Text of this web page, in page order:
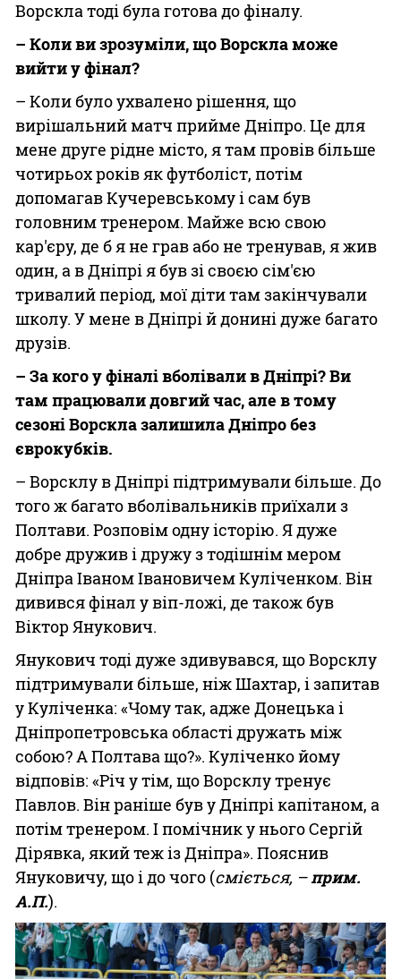
Ворскла тоді була готова до фіналу.
– Коли ви зрозуміли, що Ворскла може
вийти у фінал?
– Коли було ухвалено рішення, що
вирішальний матч прийме Дніпро. Це для
мене друге рідне місто, я там провів більше
чотирьох років як футболіст, потім
допомагав Кучеревському і сам був
головним тренером. Майже всю свою
кар'єру, де б я не грав або не тренував, я жив
один, а в Дніпрі я був зі своєю сім'єю
тривалий період, мої діти там закінчували
школу. У мене в Дніпрі й донині дуже багато
друзів.
– За кого у фіналі вболівали в Дніпрі? Ви
там працювали довгий час, але в тому
сезоні Ворскла залишила Дніпро без
єврокубків.
– Ворсклу в Дніпрі підтримували більше. До
того ж багато вболівальників приїхали з
Полтави. Розповім одну історію. Я дуже
добре дружив і дружу з тодішнім мером
Дніпра Іваном Івановичем Куліченком. Він
дивився фінал у віп-ложі, де також був
Віктор Янукович.
Янукович тоді дуже здивувався, що Ворсклу
підтримували більше, ніж Шахтар, і запитав
у Куліченка: «Чому так, адже Донецька і
Дніпропетровська області дружать між
собою? А Полтава що?». Куліченко йому
відповів: «Річ у тім, що Ворсклу тренує
Павлов. Він раніше був у Дніпрі капітаном, а
потім тренером. І помічник у нього Сергій
Дірявка, який теж із Дніпра». Пояснив
Януковичу, що і до чого (сміється, –прим.
А.П.).